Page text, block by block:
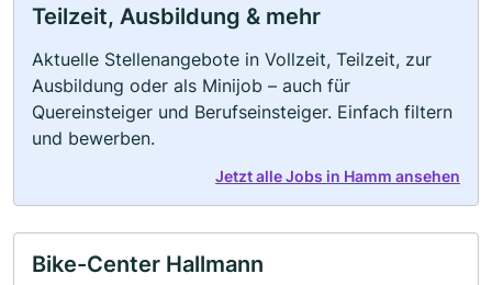
Teilzeit, Ausbildung & mehr
Aktuelle Stellenangebote in Vollzeit, Teilzeit, zur
Ausbildung oder als Minijob – auch für
Quereinsteiger und Berufseinsteiger. Einfach filtern
und bewerben.
Jetzt alle Jobs in Hamm ansehen
Bike-Center Hallmann